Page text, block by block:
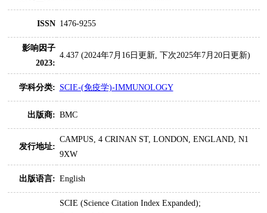
ISSN 1476-9255
影响因子
2023:
4.437 (2024年7月16日更新, 下次2025年7月20日更新)
学科分类: SCIE-(免疫学)-IMMUNOLOGY
出版商: BMC
发行地址:
CAMPUS, 4 CRINAN ST, LONDON, ENGLAND, N1
9XW
出版语言: English
SCIE (Science Citation Index Expanded);